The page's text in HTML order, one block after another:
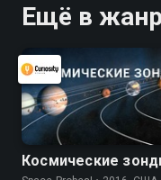
Ещё в
Космические